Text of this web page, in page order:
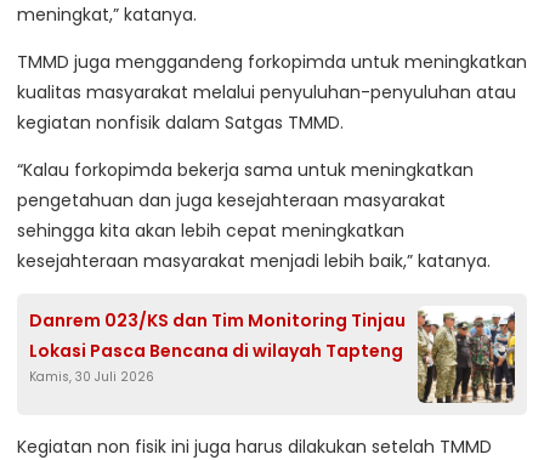
meningkat,” katanya.
TMMD juga menggandeng forkopimda untuk meningkatkan
kualitas masyarakat melalui penyuluhan-penyuluhan atau
kegiatan nonfisik dalam Satgas TMMD.
“Kalau forkopimda bekerja sama untuk meningkatkan
pengetahuan dan juga kesejahteraan masyarakat
sehingga kita akan lebih cepat meningkatkan
kesejahteraan masyarakat menjadi lebih baik,” katanya.
Danrem 023/KS dan Tim Monitoring Tinjau
Lokasi Pasca Bencana di wilayah Tapteng
Kamis, 30 Juli 2026
Kegiatan non fisik ini juga harus dilakukan setelah TMMD